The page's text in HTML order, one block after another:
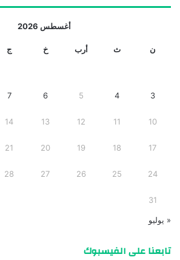
أغسطس 2026
ن ث أرب خ ج
3
4
5
6
7
10
11
12
13
14
17
18
19
20
21
24
25
26
27
28
31
« يوليو
تابعنا على الفيسبوك